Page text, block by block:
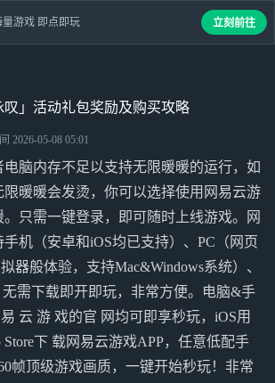
」活动礼包奖励及购买攻略
2026-05-08 05:01
脑内存不足以支持无限暖暖的运行，如
限暖暖会发烫，你可以选择使用网易云游
只需一键登录，即可随时上线游戏。网
机（安卓和iOS均已支持）、PC（网页
器般体验，支持Mac&Windows系统）、
需下载即开即玩，非常方便。电脑&手
云 游 戏的官 网均可即享秒玩，iOS用
下 载网易云游戏APP，任意低配手
帧顶级游戏画质，一键开始秒玩！非常
量游戏 即点即玩 立刻前往